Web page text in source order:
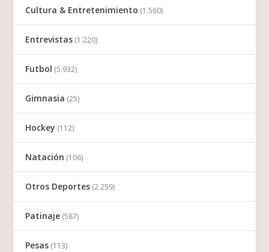
Cultura & Entretenimiento (1.560)
Entrevistas (1.220)
Futbol (5.932)
Gimnasia (25)
Hockey (112)
Natación (106)
Otros Deportes (2.259)
Patinaje (587)
Pesas (113)